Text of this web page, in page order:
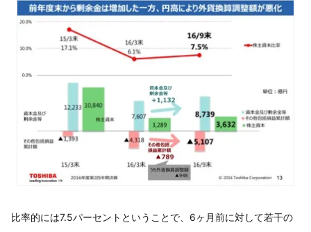
比率的には7.5パーセントということで、6ヶ月前に対して若干の